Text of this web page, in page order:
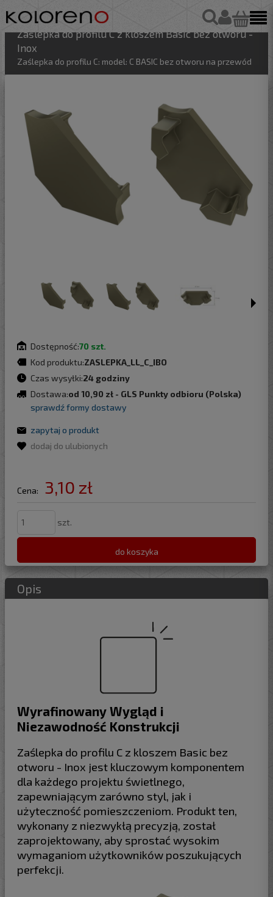
Zaślepka do profilu C z kloszem Basic bez otworu -
Inox
Zaślepka do profilu C: model: C BASIC bez otworu na przewód
Dostępność:70 szt.
Kod produktu:ZASLEPKA_LL_C_IBO
Czas wysyłki:24 godziny
Dostawa:od 10,90 zł - GLS Punkty odbioru (Polska)
sprawdź formy dostawy
zapytaj o produkt
dodaj do ulubionych
Cena: 3,10 zł
szt.
do koszyka
Opis
Wyrafinowany Wygląd i
Niezawodność Konstrukcji
Zaślepka do profilu C z kloszem Basic bez
otworu - Inox jest kluczowym komponentem
dla każdego projektu świetlnego,
zapewniającym zarówno styl, jak i
użyteczność pomieszczeniom. Produkt ten,
wykonany z niezwykłą precyzją, został
zaprojektowany, aby sprostać wysokim
wymaganiom użytkowników poszukujących
perfekcji.